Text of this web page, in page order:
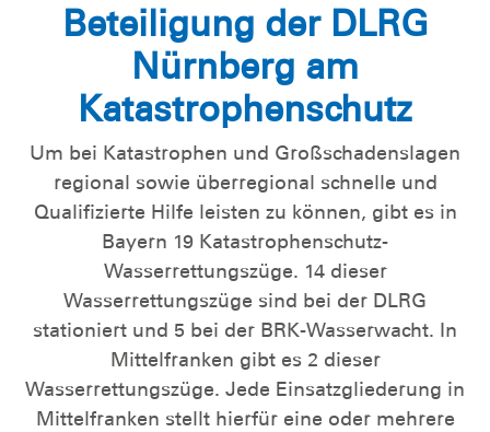
Beteiligung der DLRG
Nürnberg am
Katastrophenschutz
Um bei Katastrophen und Großschadenslagen
regional sowie überregional schnelle und
Qualifizierte Hilfe leisten zu können, gibt es in
Bayern 19 Katastrophenschutz-
Wasserrettungszüge. 14 dieser
Wasserrettungszüge sind bei der DLRG
stationiert und 5 bei der BRK-Wasserwacht. In
Mittelfranken gibt es 2 dieser
Wasserrettungszüge. Jede Einsatzgliederung in
Mittelfranken stellt hierfür eine oder mehrere